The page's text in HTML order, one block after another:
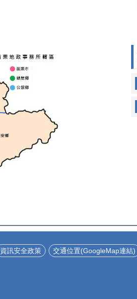
資訊安全政策 交通位置(GoogleMap連結)